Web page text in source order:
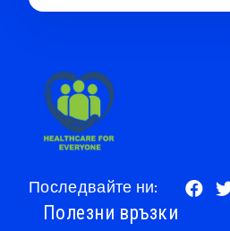
Последвайте ни:
Полезни връзки